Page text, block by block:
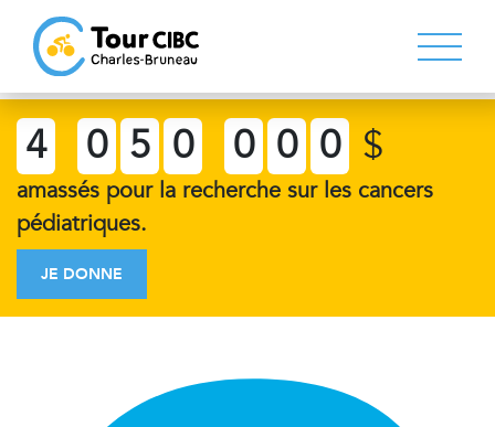
4 0 5 0 0 0 0 $
amassés pour la recherche sur les cancers
pédiatriques.
JE DONNE